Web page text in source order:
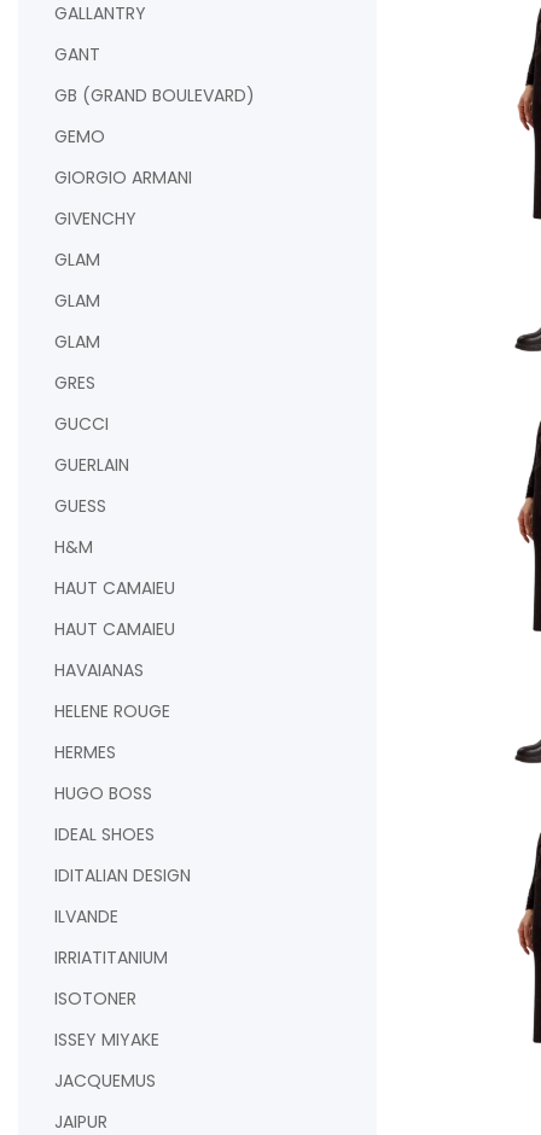
GALLANTRY
GANT
GB (GRAND BOULEVARD)
GEMO
GIORGIO ARMANI
GIVENCHY
GLAM
GLAM
GLAM
GRES
GUCCI
GUERLAIN
GUESS
H&M
HAUT CAMAIEU
HAUT CAMAIEU
HAVAIANAS
HELENE ROUGE
HERMES
HUGO BOSS
IDEAL SHOES
IDITALIAN DESIGN
ILVANDE
IRRIATITANIUM
ISOTONER
ISSEY MIYAKE
JACQUEMUS
JAIPUR